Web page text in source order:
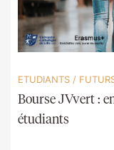
ETUDIANTS /
Bourse JVvert :
étudiants